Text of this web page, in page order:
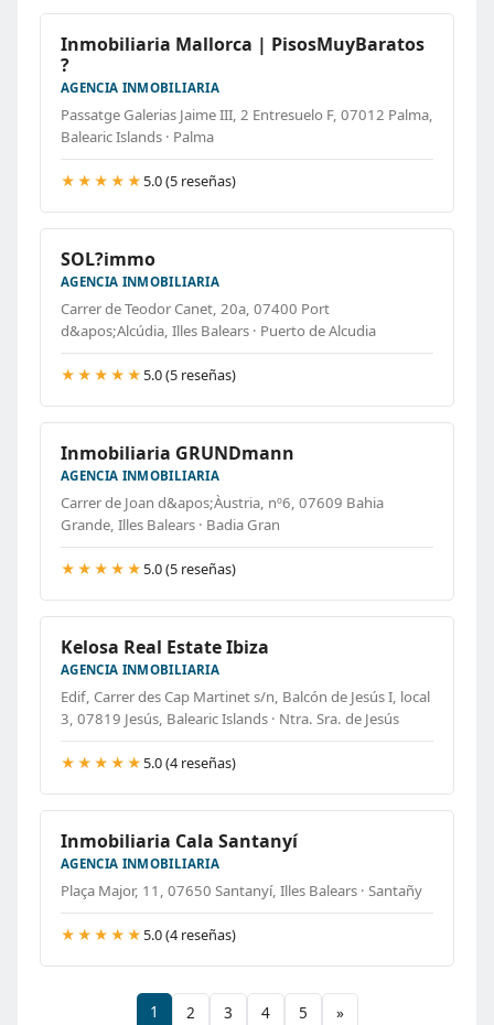
Inmobiliaria Mallorca | PisosMuyBaratos
?
AGENCIA INMOBILIARIA
Passatge Galerias Jaime III, 2 Entresuelo F, 07012 Palma,
Balearic Islands · Palma
★★★★★ 5.0 (5 reseñas)
SOL?immo
AGENCIA INMOBILIARIA
Carrer de Teodor Canet, 20a, 07400 Port
d&apos;Alcúdia, Illes Balears · Puerto de Alcudia
★★★★★ 5.0 (5 reseñas)
Inmobiliaria GRUNDmann
AGENCIA INMOBILIARIA
Carrer de Joan d&apos;Àustria, nº6, 07609 Bahia
Grande, Illes Balears · Badia Gran
★★★★★ 5.0 (5 reseñas)
Kelosa Real Estate Ibiza
AGENCIA INMOBILIARIA
Edif, Carrer des Cap Martinet s/n, Balcón de Jesús I, local
3, 07819 Jesús, Balearic Islands · Ntra. Sra. de Jesús
★★★★★ 5.0 (4 reseñas)
Inmobiliaria Cala Santanyí
AGENCIA INMOBILIARIA
Plaça Major, 11, 07650 Santanyí, Illes Balears · Santañy
★★★★★ 5.0 (4 reseñas)
1 2 3 4 5 »